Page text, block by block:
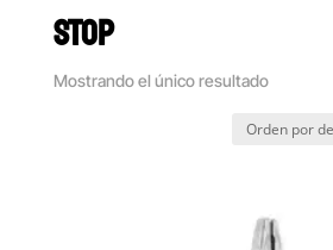
STOP
Mostrando el único resultado